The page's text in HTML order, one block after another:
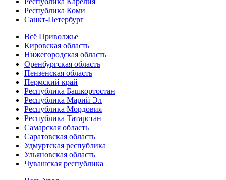
Республика Коми
Санкт-Петербург
Всё Приволжье
Кировская область
Нижегородская область
Оренбургская область
Пензенская область
Пермский край
Республика Башкортостан
Республика Марий Эл
Республика Мордовия
Республика Татарстан
Самарская область
Саратовская область
Удмуртская республика
Ульяновская область
Чувашская республика